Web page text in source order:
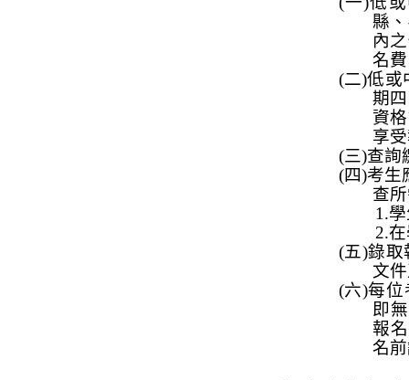
縣
內
名
(二)低或
期 四
資
享
(三)查詢
(四)考生
查
1.
2.
(五)錄取
文件
(六)每位
即
報
名